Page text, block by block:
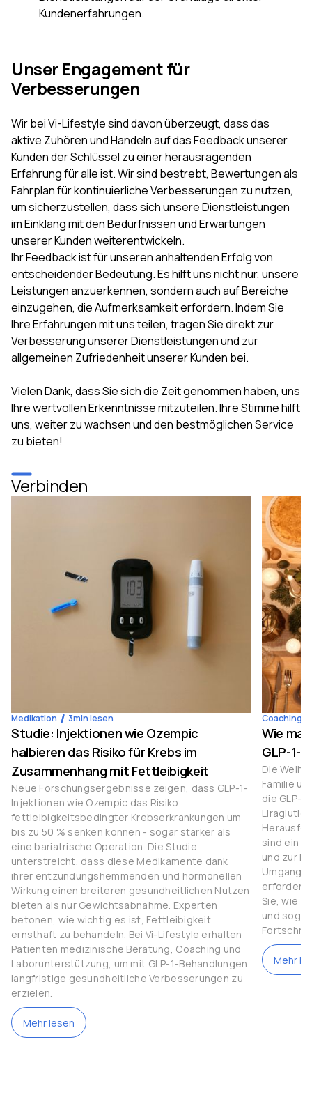
Kundenerfahrungen.
Unser Engagement für
Verbesserungen
Wir bei Vi-Lifestyle sind davon überzeugt, dass das
aktive Zuhören und Handeln auf das Feedback unserer
Kunden der Schlüssel zu einer herausragenden
Erfahrung für alle ist. Wir sind bestrebt, Bewertungen als
Fahrplan für kontinuierliche Verbesserungen zu nutzen,
um sicherzustellen, dass sich unsere Dienstleistungen
im Einklang mit den Bedürfnissen und Erwartungen
unserer Kunden weiterentwickeln.
Ihr Feedback ist für unseren anhaltenden Erfolg von
entscheidender Bedeutung. Es hilft uns nicht nur, unsere
Leistungen anzuerkennen, sondern auch auf Bereiche
einzugehen, die Aufmerksamkeit erfordern. Indem Sie
Ihre Erfahrungen mit uns teilen, tragen Sie direkt zur
Verbesserung unserer Dienstleistungen und zur
allgemeinen Zufriedenheit unserer Kunden bei.
Vielen Dank, dass Sie sich die Zeit genommen haben, uns
Ihre wertvollen Erkenntnisse mitzuteilen. Ihre Stimme hilft
uns, weiter zu wachsen und den bestmöglichen Service
zu bieten!
Verbinden
Medikation 3min lesen
Studie: Injektionen wie Ozempic
halbieren das Risiko für Krebs im
Zusammenhang mit Fettleibigkeit
Neue Forschungsergebnisse zeigen, dass GLP-1-
Injektionen wie Ozempic das Risiko
fettleibigkeitsbedingter Krebserkrankungen um
bis zu 50 % senken können - sogar stärker als
eine bariatrische Operation. Die Studie
unterstreicht, dass diese Medikamente dank
ihrer entzündungshemmenden und hormonellen
Wirkung einen breiteren gesundheitlichen Nutzen
bieten als nur Gewichtsabnahme. Experten
betonen, wie wichtig es ist, Fettleibigkeit
ernsthaft zu behandeln. Bei Vi-Lifestyle erhalten
Patienten medizinische Beratung, Coaching und
Laborunterstützung, um mit GLP-1-Behandlungen
langfristige gesundheitliche Verbesserungen zu
erzielen.
Mehr lesen
Coaching
Wie
GLP-1-
Die
Familie
die GLP-
sind ein
und zur
Umgang
erfordert
Sie, wie
und
Mehr